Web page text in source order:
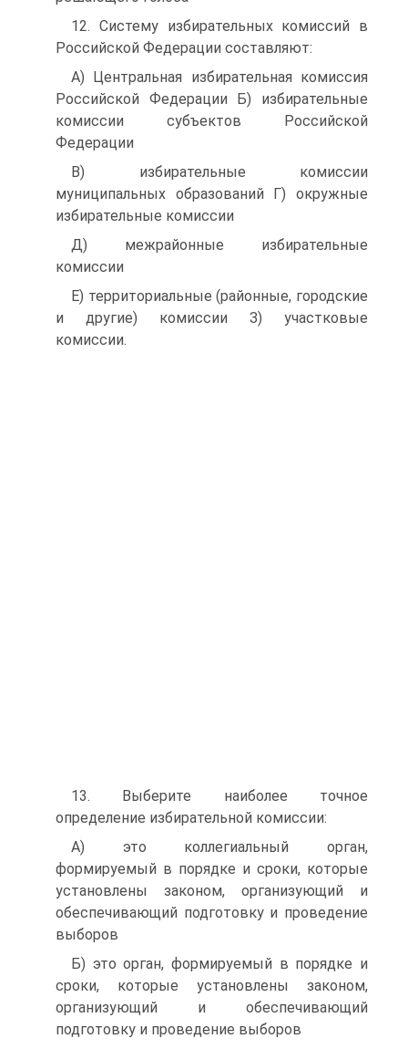
12. Систему избирательных комиссий в
Российской Федерации составляют:
A) Центральная избирательная комиссия
Российской Федерации Б) избирательные
комиссии субъектов Российской
Федерации
B) избирательные комиссии
муниципальных образований Г) окружные
избирательные комиссии
Д) межрайонные избирательные
комиссии
Е) территориальные (районные, городские
и другие) комиссии З) участковые
комиссии.
13. Выберите наиболее точное
определение избирательной комиссии:
A) это коллегиальный орган,
формируемый в порядке и сроки, которые
установлены законом, организующий и
обеспечивающий подготовку и проведение
выборов
Б) это орган, формируемый в порядке и
сроки, которые установлены законом,
организующий и обеспечивающий
подготовку и проведение выборов